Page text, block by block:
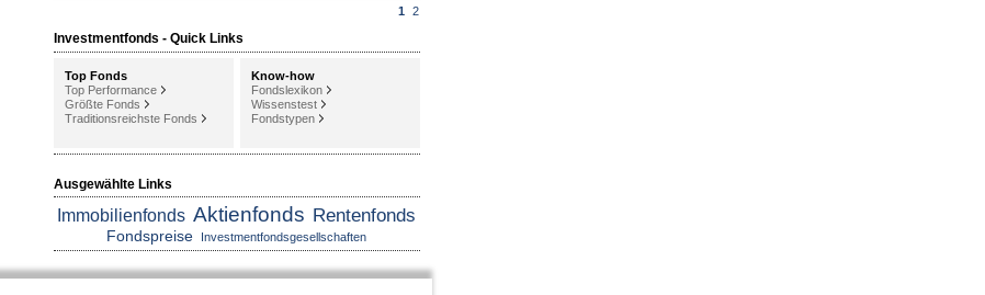
1
2
Investmentfonds - Quick Links
Top Fonds
Top Performance
Größte Fonds
Traditionsreichste Fonds
Know-how
Fondslexikon
Wissenstest
Fondstypen
Ausgewählte Links
Immobilienfonds Aktienfonds Rentenfonds
Fondspreise Investmentfondsgesellschaften